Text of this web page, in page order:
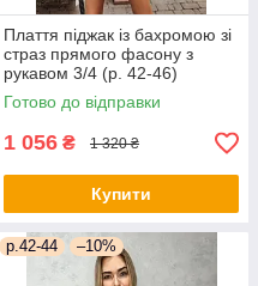
Плаття піджак із бахромою зі
страз прямого фасону з
рукавом 3/4 (р. 42-46)
66py2050Qr
Готово до відправки
1 056 ₴ 1 320 ₴
Купити
р.42-44 –10%